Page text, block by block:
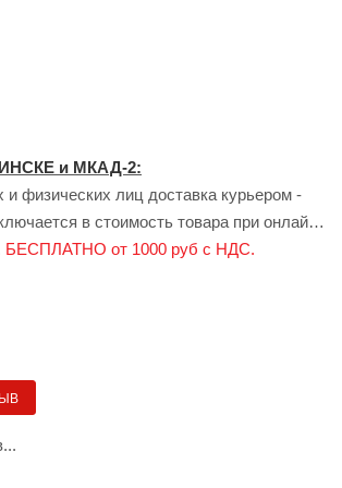
и МКАД-2:
физических лиц доставка курьером -
в стоимость товара при онлайн
БЕСПЛАТНО от 1000 руб с НДС.
ЯНДЕКС:
грузов для физических лиц в
сервисом «Яндекс.Доставка» (клиент